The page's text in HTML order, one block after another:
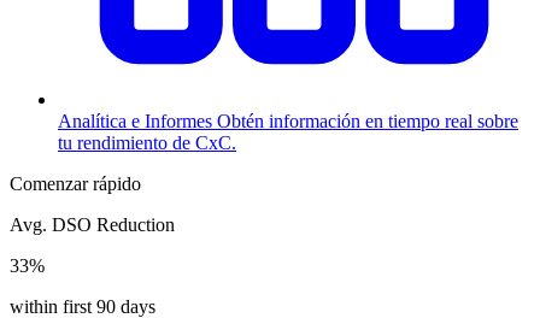
Analítica e Informes Obtén información en tiempo real sobre
tu rendimiento de CxC.
Comenzar rápido
Avg. DSO Reduction
33%
within first 90 days